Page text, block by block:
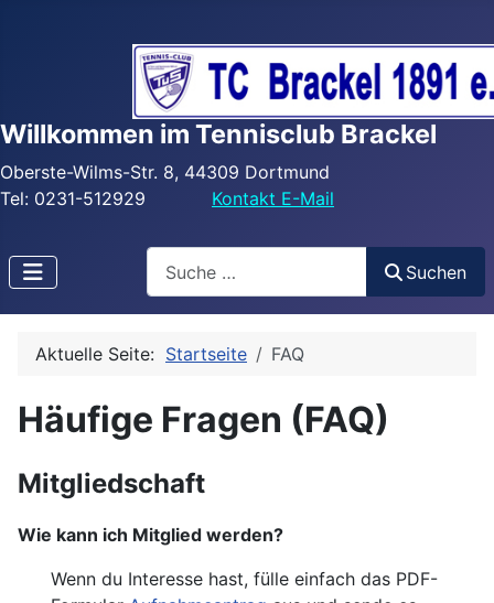
Willkommen im Tennisclub Brackel
Oberste-Wilms-Str. 8, 44309 Dortmund
Tel: 0231-512929
Kontakt E-Mail
Suchen
Aktuelle Seite: Startseite FAQ
Häufige Fragen (FAQ)
Mitgliedschaft
Wie kann ich Mitglied werden?
Wenn du Interesse hast, fülle einfach das PDF-